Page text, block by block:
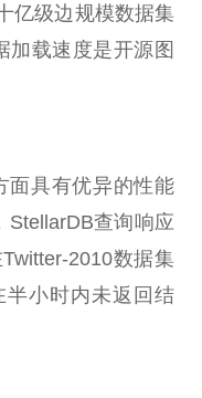
亿级边规模数据集
加载速度是开源图
面具有优异的性能
StellarDB查询响应
2010数据集
小时内未返回结